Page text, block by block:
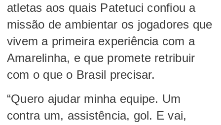
atletas aos quais Patetuci confiou a
missão de ambientar os jogadores que
vivem a primeira experiência com a
Amarelinha, e que promete retribuir
com o que o Brasil precisar.
“Quero ajudar minha equipe. Um
contra um, assistência, gol. E vai,